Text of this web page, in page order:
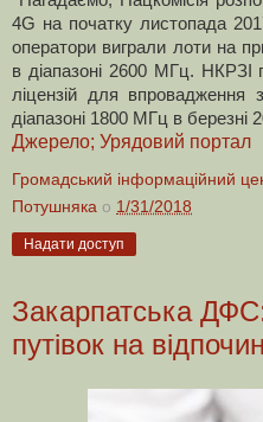
4G на початку листопада
оператори виграли лоти на
в діапазоні 2600 МГц. НКРЗІ
ліцензій для впровадження
діапазоні 1800 МГц в березні
Джерело; Урядовий портал
Громадський інформаційний
Потушняка о 1/31/2018
Надати доступ
Закарпатська
путівок на